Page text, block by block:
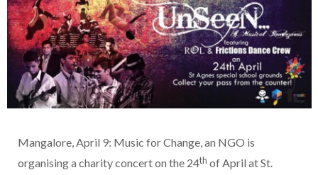
Mangalore, April 9: Music for Change, an NGO is
organising a charity concert on the 24th of April at St.